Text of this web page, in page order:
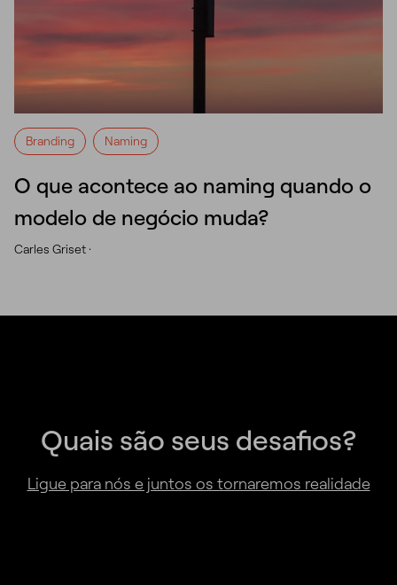
Branding Naming
O que acontece ao naming quando o
modelo de negócio muda?
Carles Griset ·
Quais são seus desafios?
Ligue para nós e juntos os tornaremos realidade